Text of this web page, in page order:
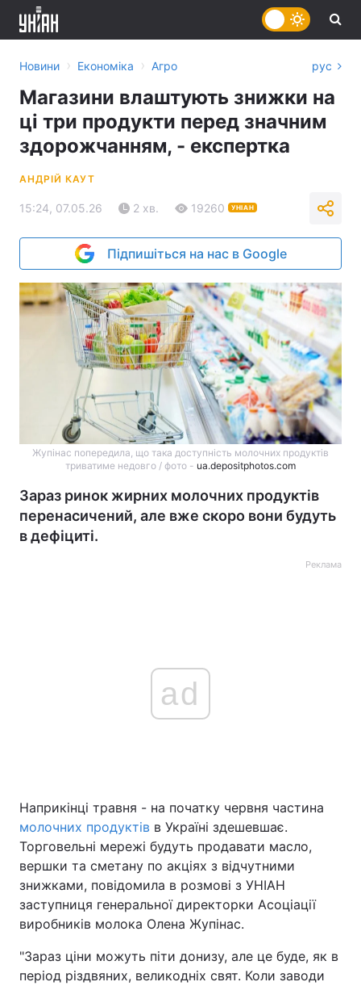
Україна Політика
Економіка Світ
Спорт Наука
Техно і зв'язок Лайт
Зброя Інциденти
Новини › Економіка › Агро рус
Магазини влаштують знижки на
ці три продукти перед значним
здорожчанням, - експертка
АНДРІЙ КАУТ
15:24, 07.05.26 2 хв. 19260 УНІАН
Підпишіться на нас в Google
Жупінас попередила, що така доступність молочних продуктів
триватиме недовго / фото - ua.depositphotos.com
Зараз ринок жирних молочних продуктів
перенасичений, але вже скоро вони будуть
в дефіциті.
Реклама
ad
Наприкінці травня - на початку червня частина
молочних продуктів в Україні здешевшає.
Торговельні мережі будуть продавати масло,
вершки та сметану по акціях з відчутними
знижками, повідомила в розмові з УНІАН
заступниця генеральної директорки Асоціації
виробників молока Олена Жупінас.
"Зараз ціни можуть піти донизу, але це буде, як в
період різдвяних, великодніх свят. Коли заводи